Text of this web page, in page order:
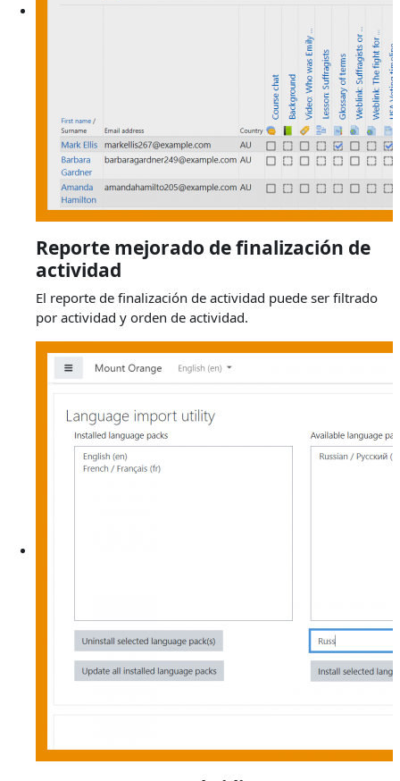
Reporte mejorado de finalización de
actividad
El reporte de finalización de actividad puede ser filtrado
por actividad y orden de actividad.